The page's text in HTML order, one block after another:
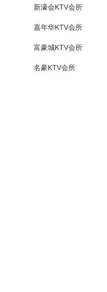
新濠会KTV会所
嘉年华KTV会所
富豪城KTV会所
名豪KTV会所